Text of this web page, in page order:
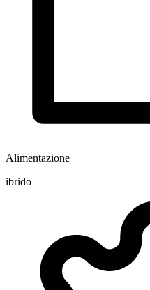
Alimentazione
ibrido